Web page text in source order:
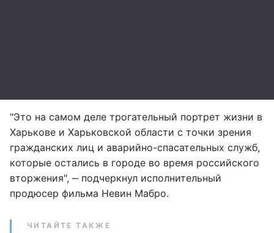
"Это на самом деле трогательный портрет жизни в
Харькове и Харьковской области с точки зрения
гражданских лиц и аварийно-спасательных служб,
которые остались в городе во время российского
вторжения", ‒ подчеркнул исполнительный
продюсер фильма Невин Мабро.
ЧИТАЙТЕ ТАКЖЕ